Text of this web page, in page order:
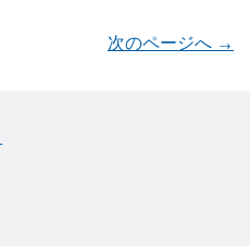
次のページへ →